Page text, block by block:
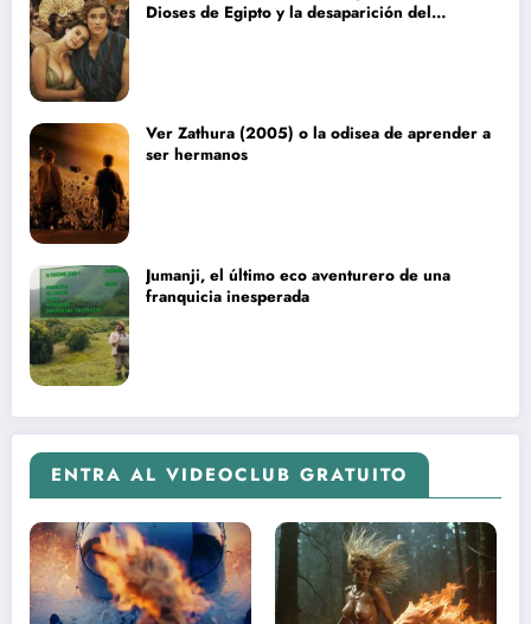
Dioses de Egipto y la desaparición del
Ver Zathura (2005) o la odisea de aprender a
ser hermanos
Jumanji, el último eco aventurero de una
franquicia inesperada
ENTRA AL VIDEOCLUB GRATUITO